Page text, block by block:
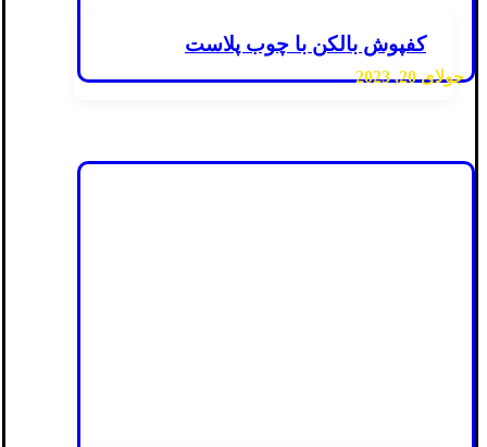
کفپوش بالکن با چوب پلاست
جولای 20, 2023